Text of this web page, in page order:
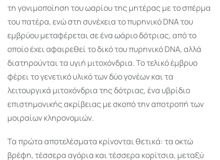
τη γονιμοποίηση του ωαρίου της μητέρας με το σπέρμα
του πατέρα, ενώ στη συνέχεια το πυρηνικό DNA του
εμβρύου μεταφέρεται σε ένα ωάριο δότριας, από το
οποίο έχει αφαιρεθεί το δικό του πυρηνικό DNA, αλλά
διατηρούνται τα υγιή μιτοχόνδρια. Το τελικό έμβρυο
φέρει το γενετικό υλικό των δύο γονέων και τα
λειτουργικά μιτοχόνδρια της δότριας, ένα υβρίδιο
επιστημονικής ακρίβειας με σκοπό την αποτροπή των
μοιραίων κληρονομιών.
Τα πρώτα αποτελέσματα κρίνονται θετικά: τα οκτώ
βρέφη, τέσσερα αγόρια και τέσσερα κορίτσια, μεταξύ